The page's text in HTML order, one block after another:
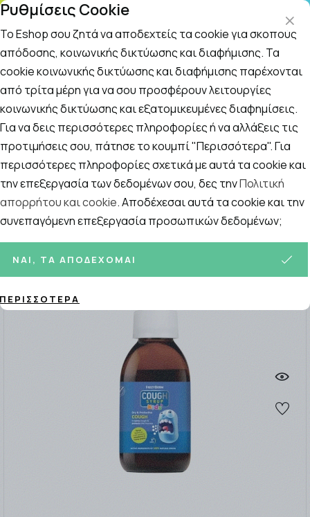
ΤΗΛ.
Αναζήτηση
Αρχική / ΕΠΟΧΙΑΚΑ / Φθινόπωρο - Χειμώνας - Άνοιξη
Παιδικά Βιολογικά Σιρόπια
Ταξινόμηση Προβολή
8ΠΡΟΪΌΝΤΑ
Ρυθμίσεις Cookie
Το Eshop σου ζητά να αποδεχτείς τα cookie για σκοπούς
απόδοσης, κοινωνικής δικτύωσης και διαφήμισης. Τα
cookie κοινωνικής δικτύωσης και διαφήμισης παρέχονται
από τρίτα μέρη για να σου προσφέρουν λειτουργίες
κοινωνικής δικτύωσης και εξατομικευμένες διαφημίσεις.
Για να δεις περισσότερες πληροφορίες ή να αλλάξεις τις
προτιμήσεις σου, πάτησε το κουμπί "Περισσότερα". Για
περισσότερες πληροφορίες σχετικά με αυτά τα cookie και
την επεξεργασία των δεδομένων σου, δες τηνΠολιτική
απορρήτου και cookie. Αποδέχεσαι αυτά τα cookie και την
συνεπαγόμενη επεξεργασία προσωπικών δεδομένων;
ΝΑΙ, ΤΑ ΑΠΟΔΈΧΟΜΑΙ
ΠΕΡΙΣΣΌΤΕΡΑ